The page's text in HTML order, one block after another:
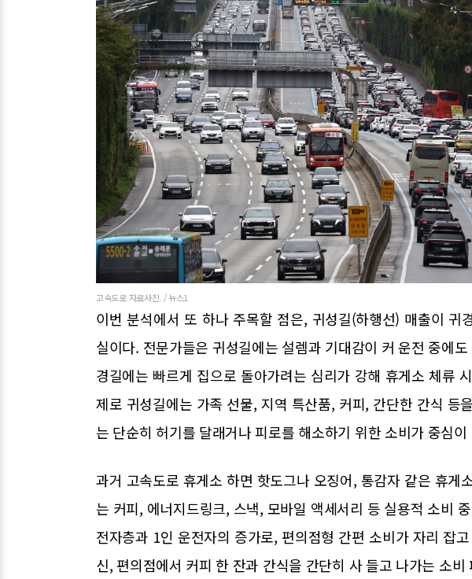
고속도로 자료사진. / 뉴스1
이번 분석에서 또 하나 주목할 점은, 귀성길(하행선) 매출이 귀
실이다. 전문가들은 귀성길에는 설렘과 기대감이 커 운전 중에
경길에는 빠르게 집으로 돌아가려는 심리가 강해 휴게소 체류
제로 귀성길에는 가족 선물, 지역 특산품, 커피, 간단한 간식 등
는 단순히 허기를 달래거나 피로를 해소하기 위한 소비가 중심이
과거 고속도로 휴게소 하면 핫도그나 오징어, 통감자 같은 휴게
는 커피, 에너지드링크, 스낵, 모바일 액세서리 등 실용적 소비
전자층과 1인 운전자의 증가로, 편의점형 간편 소비가 자리 잡
신, 편의점에서 커피 한 잔과 간식을 간단히 사 들고 나가는 소